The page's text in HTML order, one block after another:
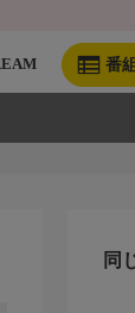
番
同